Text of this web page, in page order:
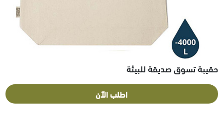
حقيبة تسوق صديقة للبيئة
اطلب الآن